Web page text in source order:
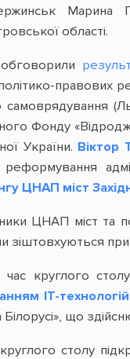
Марина
області.
правових
самоврядування
Фонду
України. Віктор
ЦНАП міст
ЦНАП міст та
зіштовхуються при
час круглого
ІТ-технологій
Білорусі», що
столу